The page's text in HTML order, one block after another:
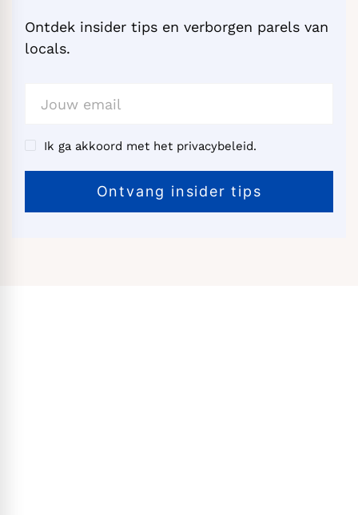
Ontdek insider tips en verborgen parels van
locals.
Ik ga akkoord met het privacybeleid.